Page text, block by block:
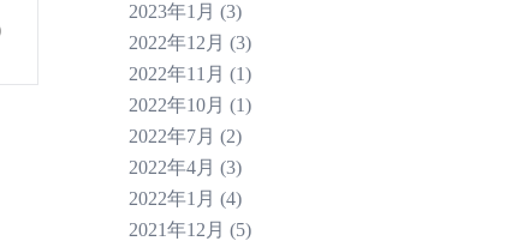
2023年1月 (3)
2022年12月 (3)
2022年11月 (1)
2022年10月 (1)
2022年7月 (2)
2022年4月 (3)
2022年1月 (4)
2021年12月 (5)